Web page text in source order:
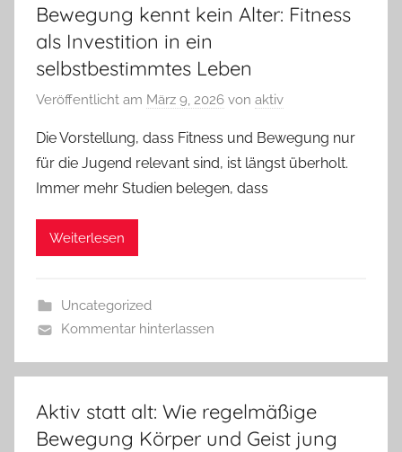
Bewegung kennt kein Alter: Fitness
als Investition in ein
selbstbestimmtes Leben
Veröffentlicht am März 9, 2026 von aktiv
Die Vorstellung, dass Fitness und Bewegung nur
für die Jugend relevant sind, ist längst überholt.
Immer mehr Studien belegen, dass
Weiterlesen
Uncategorized
Kommentar hinterlassen
Aktiv statt alt: Wie regelmäßige
Bewegung Körper und Geist jung